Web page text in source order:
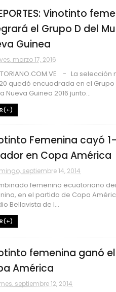
Vinotinto
el Grupo D del
Guinea
marzo 17, 2016
- La
quedó encuadrada en el Grupo
Nueva Guinea 2016 junto...
Femenina cayó
en Copa América
septiembre 14, 2014
femenino ecuatoriano
en el partido de Copa
Bellavista de l...
femenina ganó
América
septiembre 12, 2014